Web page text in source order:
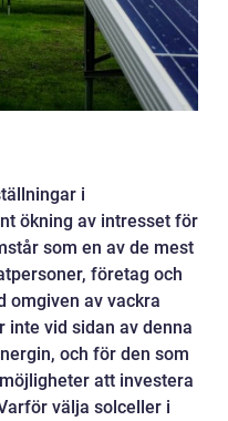
i
ökning av intresset för
som en av de mest
företag och
omgiven av vackra
inte vid sidan av denna
och för den som
att investera
välja solceller i